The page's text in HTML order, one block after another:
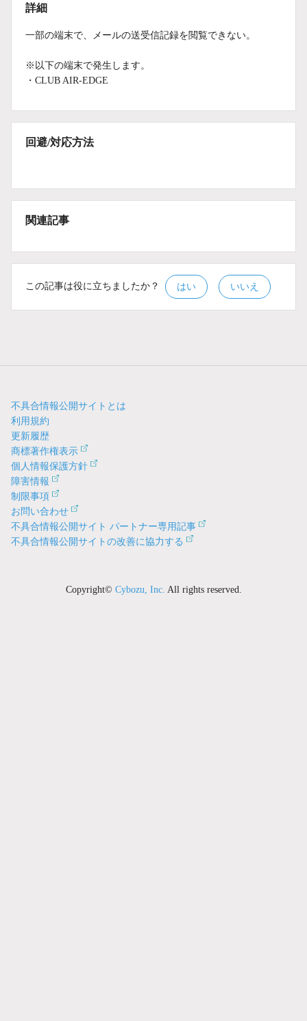
詳細
一部の端末で、メールの送受信記録を閲覧できない。
※以下の端末で発生します。
・CLUB AIR-EDGE
回避/対応方法
関連記事
この記事は役に立ちましたか？ はい いいえ
不具合情報公開サイトとは
利用規約
更新履歴
商標著作権表示
個人情報保護方針
障害情報
制限事項
お問い合わせ
不具合情報公開サイト パートナー専用記事
不具合情報公開サイトの改善に協力する
Copyright© Cybozu, Inc. All rights reserved.